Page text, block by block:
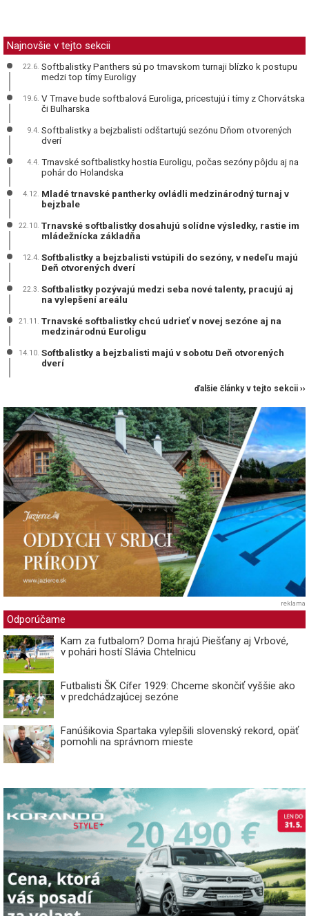
Najnovšie v tejto sekcii
22.6. Softbalistky Panthers sú po trnavskom turnaji blízko k postupu
medzi top tímy Euroligy
19.6. V Trnave bude softbalová Euroliga, pricestujú i tímy z Chorvátska
či Bulharska
9.4. Softbalistky a bejzbalisti odštartujú sezónu Dňom otvorených
dverí
4.4. Trnavské softbalistky hostia Euroligu, počas sezóny pôjdu aj na
pohár do Holandska
4.12. Mladé trnavské pantherky ovládli medzinárodný turnaj v
bejzbale
22.10. Trnavské softbalistky dosahujú solídne výsledky, rastie im
mládežnícka základňa
12.4. Softbalistky a bejzbalisti vstúpili do sezóny, v nedeľu majú
Deň otvorených dverí
22.3. Softbalistky pozývajú medzi seba nové talenty, pracujú aj
na vylepšení areálu
21.11. Trnavské softbalistky chcú udrieť v novej sezóne aj na
medzinárodnú Euroligu
14.10. Softbalistky a bejzbalisti majú v sobotu Deň otvorených
dverí
ďalšie články v tejto sekcii ››
reklama
Odporúčame
Kam za futbalom? Doma hrajú Piešťany aj Vrbové,
v pohári hostí Slávia Chtelnicu
Futbalisti ŠK Cífer 1929: Chceme skončiť vyššie ako
v predchádzajúcej sezóne
Fanúšikovia Spartaka vylepšili slovenský rekord, opäť
pomohli na správnom mieste